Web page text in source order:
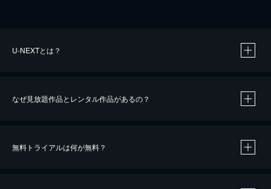
U-NEXTとは？
なぜ見放題作品とレンタル作品があるの？
無料トライアルは何が無料？